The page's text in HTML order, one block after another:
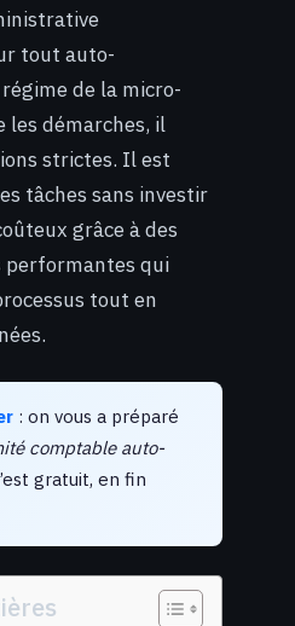
tout auto-
de la micro-
démarches, il
strictes. Il est
tâches sans investir
grâce à des
qui
tout en
: on vous a préparé
comptable auto-
gratuit, en fin